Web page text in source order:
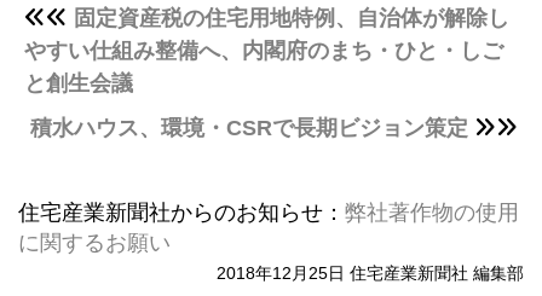
固定資産税の住宅用地特例、自治体が解除し
やすい仕組み整備へ、内閣府のまち・ひと・しご
と創生会議
積水ハウス、環境・CSRで長期ビジョン策定
住宅産業新聞社からのお知らせ： 弊社著作物の使用
に関するお願い
2018年12月25日 住宅産業新聞社 編集部